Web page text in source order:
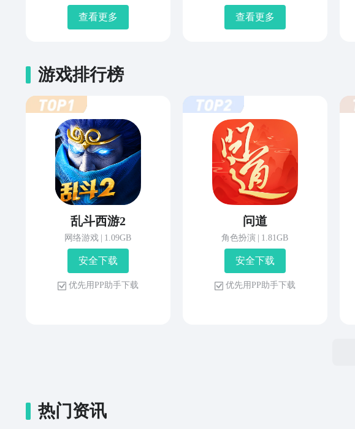
查看更多 查看更多
游戏排行榜
乱斗西游2
网络游戏 1.09GB
安 全 下 载
优 先 用 P P 助 手 下 载
问道
角色扮演 1.81GB
安 全 下 载
优 先 用 P P 助 手 下 载
热门资讯